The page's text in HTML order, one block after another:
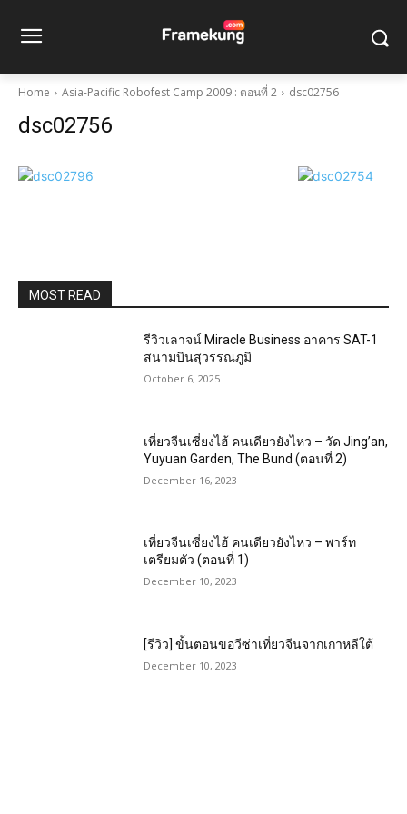
Home Asia-Pacific Robofest Camp 2009 : ตอนที่ 2 dsc02756
dsc02756
MOST READ
รีวิวเลาจน์ Miracle Business อาคาร SAT-1
สนามบินสุวรรณภูมิ
October 6, 2025
เที่ยวจีนเซี่ยงไฮ้ คนเดียวยังไหว – วัด Jing’an,
Yuyuan Garden, The Bund (ตอนที่ 2)
December 16, 2023
เที่ยวจีนเซี่ยงไฮ้ คนเดียวยังไหว – พาร์ท
เตรียมตัว (ตอนที่ 1)
December 10, 2023
[รีวิว] ขั้นตอนขอวีซ่าเที่ยวจีนจากเกาหลีใต้
December 10, 2023